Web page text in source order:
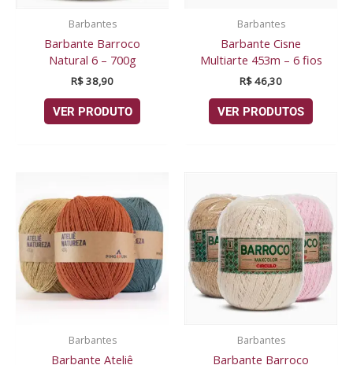
Barbantes
Barbante Barroco
Natural 6 – 700g
R$38,90
VER PRODUTO
Barbantes
Barbante Cisne
Multiarte 453m – 6 fios
R$46,30
VER PRODUTOS
Barbantes
Barbante Ateliê
Barbantes
Barbante Barroco